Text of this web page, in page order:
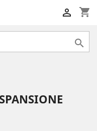
shopping_cart

